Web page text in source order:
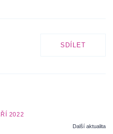
SDÍLET
2022
Další aktualita